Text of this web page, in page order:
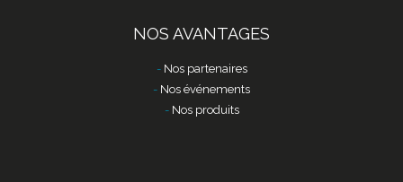
NOS AVANTAGES
Nos partenaires
Nos événements
Nos produits